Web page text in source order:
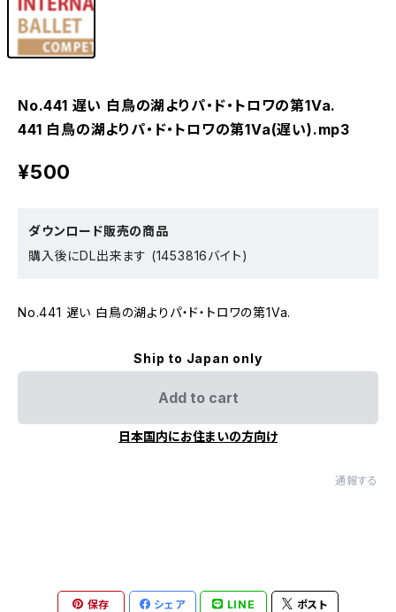
No.441 遅い 白鳥の湖よりパ・ド・トロワの第1Va.
441 白鳥の湖よりパ・ド・トロワの第1Va(遅い).mp3
¥500
ダウンロード販売の商品
購入後にDL出来ます (1453816バイト)
No.441 遅い 白鳥の湖よりパ・ド・トロワの第1Va.
Ship to Japan only
Add to cart
日本国内にお住まいの方向け
通報する
保存 シェア LINE ポスト